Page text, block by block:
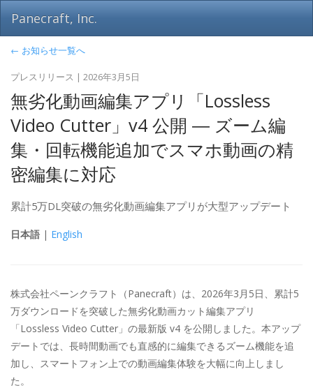
Panecraft, Inc.
← お知らせ一覧へ
プレスリリース | 2026年3月5日
無劣化動画編集アプリ「Lossless
Video Cutter」v4 公開 ― ズーム編
集・回転機能追加でスマホ動画の精
密編集に対応
累計5万DL突破の無劣化動画編集アプリが大型アップデート
日本語 | English
株式会社ペーンクラフト（Panecraft）は、2026年3月5日、累計5
万ダウンロードを突破した無劣化動画カット編集アプリ
「Lossless Video Cutter」の最新版 v4 を公開しました。本アップ
デートでは、長時間動画でも直感的に編集できるズーム機能を追
加し、スマートフォン上での動画編集体験を大幅に向上しまし
た。